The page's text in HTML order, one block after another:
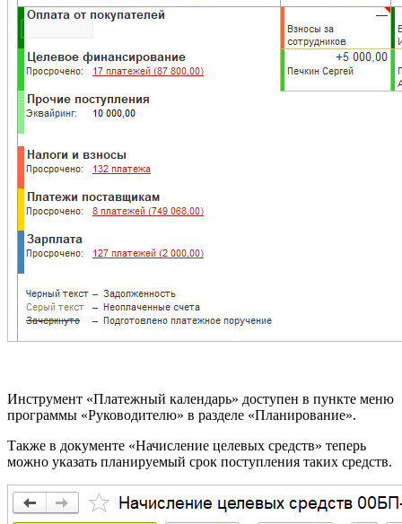
Инструмент «Платежный календарь» доступен в пункте меню
программы «Руководителю» в разделе «Планирование».
Также в документе «Начисление целевых средств» теперь
можно указать планируемый срок поступления таких средств.